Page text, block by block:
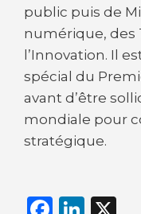
public puis de
numérique, des
l’Innovation. Il
spécial du
avant d’être
mondiale pour
stratégique.